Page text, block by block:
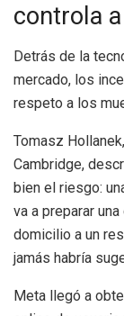
controla
Detrás de la
mercado, los
respeto a los
Tomasz
Cambridge,
bien el riesgo:
va a preparar
domicilio a un
jamás habría
Meta llegó a